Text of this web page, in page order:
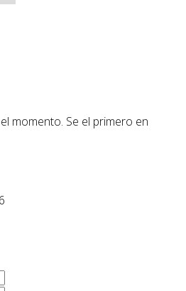
momento. Se el primero en